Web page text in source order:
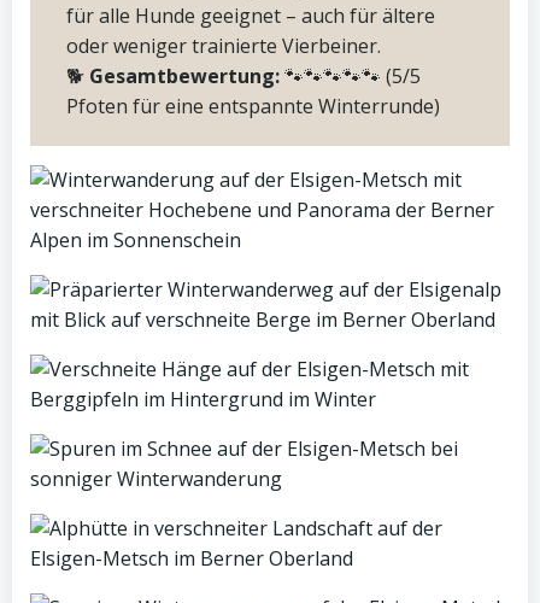
für alle Hunde geeignet – auch für ältere
oder weniger trainierte Vierbeiner.
🐕 Gesamtbewertung:🐾🐾🐾🐾🐾 (5/5
Pfoten für eine entspannte Winterrunde)